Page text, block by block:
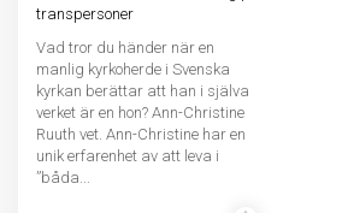
transpersoner
Vad tror du händer när en
manlig kyrkoherde i Svenska
kyrkan berättar att han i själva
verket är en hon? Ann-Christine
Ruuth vet. Ann-Christine har en
unik erfarenhet av att leva i
”båda...